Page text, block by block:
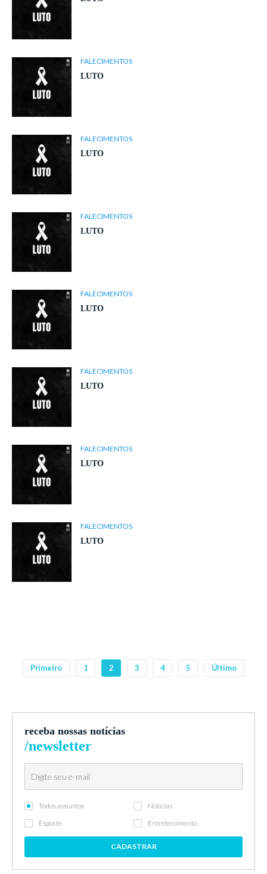
FALECIMENTOS
LUTO
FALECIMENTOS
LUTO
FALECIMENTOS
LUTO
FALECIMENTOS
LUTO
FALECIMENTOS
LUTO
FALECIMENTOS
LUTO
FALECIMENTOS
LUTO
Primeiro 1 2 3 4 5 Último
receba nossas notícias
/newsletter
Todos assuntos
Notícias
Esporte
Entretenimento
CADASTRAR